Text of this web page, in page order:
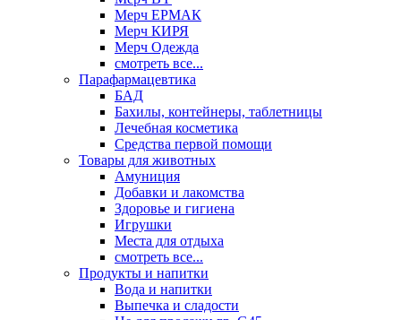
Мерч ЕРМАК
Мерч КИРЯ
Мерч Одежда
смотреть все...
Парафармацевтика
БАД
Бахилы, контейнеры, таблетницы
Лечебная косметика
Средства первой помощи
Товары для животных
Амуниция
Добавки и лакомства
Здоровье и гигиена
Игрушки
Места для отдыха
смотреть все...
Продукты и напитки
Вода и напитки
Выпечка и сладости